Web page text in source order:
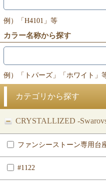
例）「H4101」等
カラー名称から探す
例）「トパーズ」「ホワイト」
カテゴリから探す
CRYSTALLIZED -
ファンシーストーン専用台
#1122